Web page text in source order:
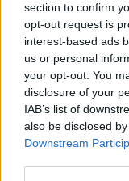
section to confirm
opt-out request is
interest-based ads
us or personal
your opt-out. You
disclosure of your
IAB’s list of
also be disclosed
Downstream
(idetartoztak az
Református
tiszáninneni
református 1743-
szuperintendens
főgondnokot
elmagyarosodása,
rohamosan haladt